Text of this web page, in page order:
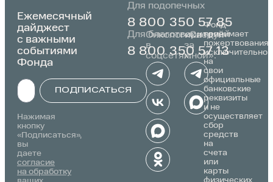
Для подопечных
8 800 350 57 85
Для благотворителей
8 800 350 57 13
Ежемесячный
дайджест
с важными
событиями
Фонда
ПОДПИСАТЬСЯ
Нажимая
кнопку
«Подписаться»,
вы
даете
согласие
на обработку
Онкологика
в
соцсетях:
«Следуй
за
мной»:
Фонд
принимает
пожертвования
исключительно
на
свои
официальные
банковские
реквизиты
и не
осуществляет
сбор
средств
на
счета
или
карты
физических